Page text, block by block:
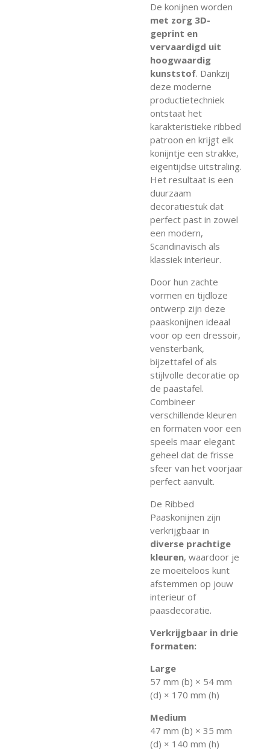
De konijnen worden
met zorg 3D-
geprint en
vervaardigd uit
hoogwaardig
kunststof. Dankzij
deze moderne
productietechniek
ontstaat het
karakteristieke ribbed
patroon en krijgt elk
konijntje een strakke,
eigentijdse uitstraling.
Het resultaat is een
duurzaam
decoratiestuk dat
perfect past in zowel
een modern,
Scandinavisch als
klassiek interieur.
Door hun zachte
vormen en tijdloze
ontwerp zijn deze
paaskonijnen ideaal
voor op een dressoir,
vensterbank,
bijzettafel of als
stijlvolle decoratie op
de paastafel.
Combineer
verschillende kleuren
en formaten voor een
speels maar elegant
geheel dat de frisse
sfeer van het voorjaar
perfect aanvult.
De Ribbed
Paaskonijnen zijn
verkrijgbaar in
diverse prachtige
kleuren, waardoor je
ze moeiteloos kunt
afstemmen op jouw
interieur of
paasdecoratie.
Verkrijgbaar in drie
formaten:
Large
57 mm (b) × 54 mm
(d) × 170 mm (h)
Medium
47 mm (b) × 35 mm
(d) × 140 mm (h)